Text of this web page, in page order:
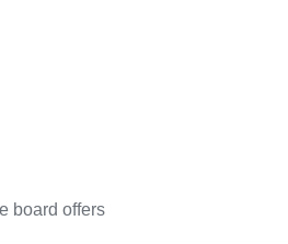
board offers